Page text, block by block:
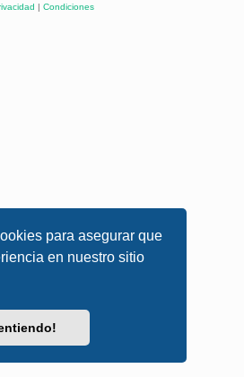
para asegurar que
en nuestro sitio
| Condiciones